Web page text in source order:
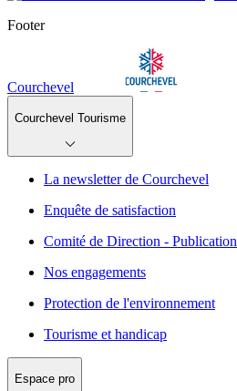
Footer
Courchevel
Courchevel Tourisme
La newsletter de Courchevel
Enquête de satisfaction
Comité de Direction - Publication
Nos engagements
Protection de l'environnement
Tourisme et handicap
Espace pro